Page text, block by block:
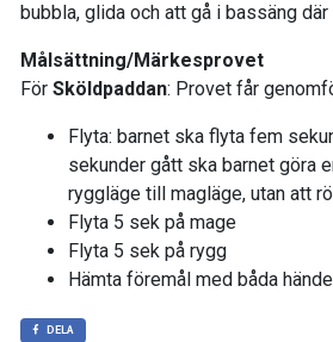
bubbla, glida och att gå i bassäng
Målsättning/Märkesprovet
För Sköldpaddan: Provet får
Flyta: barnet ska flyta fem
sekunder gått ska barnet göra
ryggläge till magläge, utan att
Flyta 5 sek på mage
Flyta 5 sek på rygg
Hämta föremål med båda
DELA